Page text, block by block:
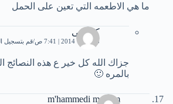
ما هي الاطعمه التي تعين على الحمل
كرنشى
3 فبراير، 2014 | 7:41 ص قم بتسجيل
جزاك الله كل خير ع هذه النصائج
بالمره 🙂
m'hammedi meriem